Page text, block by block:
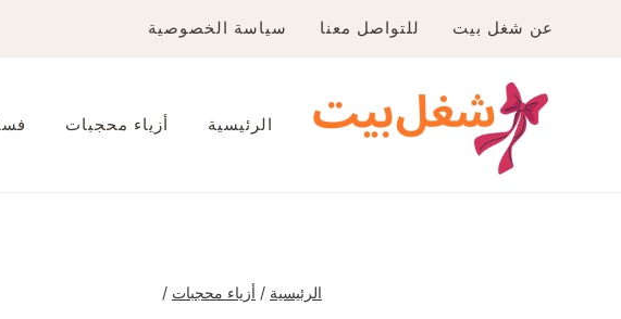
عن شغل بيت للتواصل معنا سياسة الخصوصية
الرئيسية أزياء محجبات
الرئيسية / أزياء محجبات /